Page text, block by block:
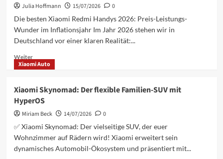
Komplette
Versionen
&
die
des
Ökosystems
Julia Hoffmann 15/07/2026
0
Die besten Xiaomi Redmi Handys 2026: Preis-Leistungs-
Wunder im Inflationsjahr Im Jahr 2026 stehen wir in
Deutschland vor einer klaren Realität:...
WeiterMehr
Informationen
Top
5
Xiaomi
Handys
2026:
Clevere
Xiaomi Auto
Xiaomi Skynomad: Der flexible Familien-SUV mit
HyperOS
Miriam Beck 14/07/2026
0
✅ Xiaomi Skynomad: Der vielseitige SUV, der euer
Wohnzimmer auf Rädern wird! Xiaomi erweitert sein
dynamisches Automobil-Ökosystem und präsentiert mit...